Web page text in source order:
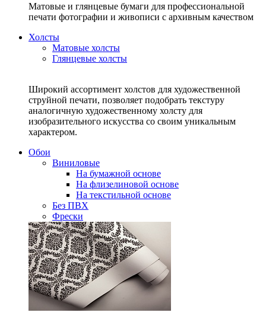
Матовые и глянцевые бумаги для профессиональной
печати фотографии и живописи с архивным качеством
Холсты
Матовые холсты
Глянцевые холсты
Широкий ассортимент холстов для художественной
струйной печати, позволяет подобрать текстуру
аналогичную художественному холсту для
изобразительного искусства со своим уникальным
характером.
Обои
Виниловые
На бумажной основе
На флизелиновой основе
На текстильной основе
Без ПВХ
Фрески